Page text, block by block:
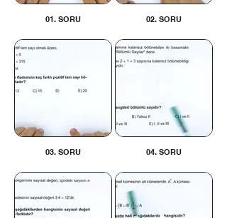
01. SORU 02. SORU
03. SORU 04. SORU